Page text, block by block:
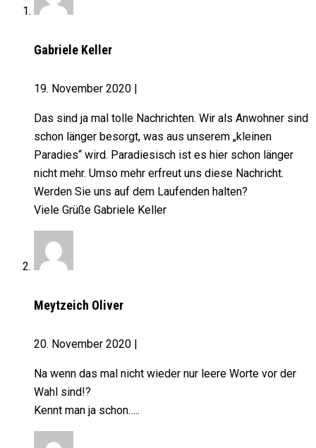
Gabriele Keller
19. November 2020
Das sind ja mal tolle Nachrichten. Wir als Anwohner sind
schon länger besorgt, was aus unserem „kleinen
Paradies“ wird. Paradiesisch ist es hier schon länger
nicht mehr. Umso mehr erfreut uns diese Nachricht.
Werden Sie uns auf dem Laufenden halten?
Viele Grüße Gabriele Keller
Meytzeich Oliver
20. November 2020
Na wenn das mal nicht wieder nur leere Worte vor der
Wahl sind!?
Kennt man ja schon…..